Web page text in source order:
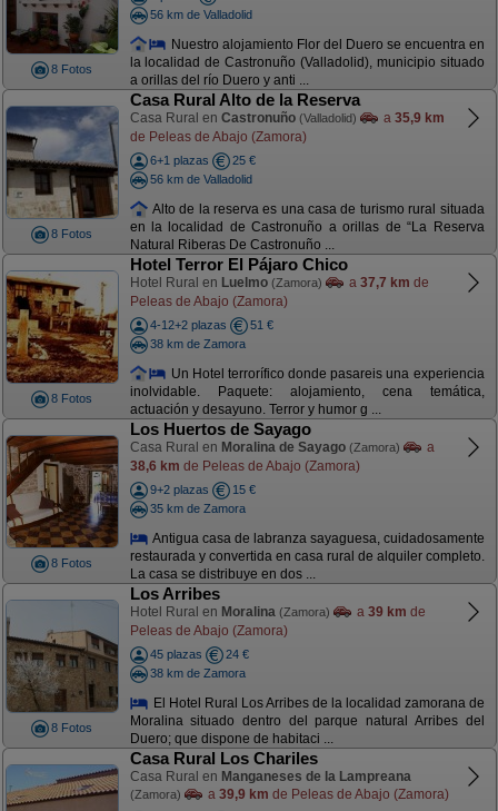
8 Fotos
56 km de Valladolid
Nuestro alojamiento Flor del Duero se encuentra en
la localidad de Castronuño (Valladolid), municipio situado
a orillas del río Duero y anti ...
8 Fotos
Casa Rural Alto de la Reserva
Casa Rural en Castronuño (Valladolid) a 35,9 km
de Peleas de Abajo (Zamora)
6+1 plazas
25 €
56 km de Valladolid
Alto de la reserva es una casa de turismo rural situada
en la localidad de Castronuño a orillas de “La Reserva
Natural Riberas De Castronuño ...
8 Fotos
Hotel Terror El Pájaro Chico
Hotel Rural en Luelmo (Zamora) a 37,7 km de
Peleas de Abajo (Zamora)
4-12+2 plazas
51 €
38 km de Zamora
Un Hotel terrorífico donde pasareis una experiencia
inolvidable. Paquete: alojamiento, cena temática,
actuación y desayuno. Terror y humor g ...
8 Fotos
Los Huertos de Sayago
Casa Rural en Moralina de Sayago (Zamora)
a
38,6 km de Peleas de Abajo (Zamora)
9+2 plazas
15 €
35 km de Zamora
Antigua casa de labranza sayaguesa, cuidadosamente
restaurada y convertida en casa rural de alquiler completo.
La casa se distribuye en dos ...
8 Fotos
Los Arribes
Hotel Rural en Moralina (Zamora) a 39 km de
Peleas de Abajo (Zamora)
45 plazas
24 €
38 km de Zamora
El Hotel Rural Los Arribes de la localidad zamorana de
Moralina situado dentro del parque natural Arribes del
Duero; que dispone de habitaci ...
Casa Rural Los Chariles
Casa Rural en Manganeses de la Lampreana
(Zamora) a 39,9 km de Peleas de Abajo (Zamora)